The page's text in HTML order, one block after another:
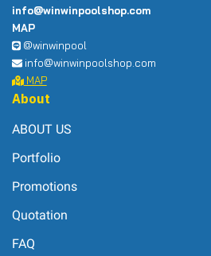
info@winwinpoolshop.com
MAP
@winwinpool
info@winwinpoolshop.com
MAP
About
ABOUT US
Portfolio
Promotions
Quotation
FAQ